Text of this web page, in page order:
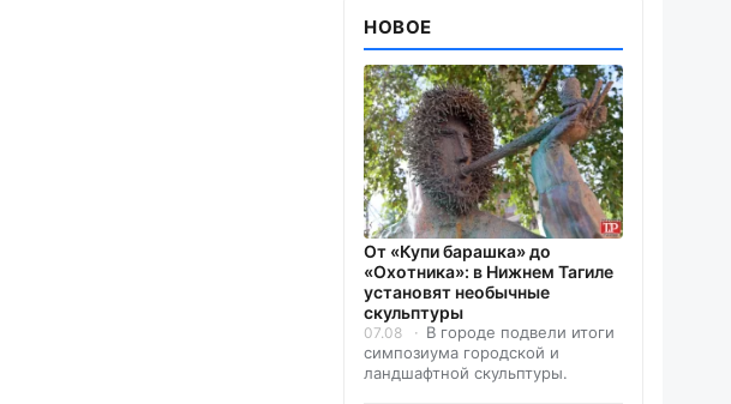
НОВОЕ
От «Купи барашка» до
«Охотника»: в Нижнем Тагиле
установят необычные
скульптуры
07.08
В городе подвели итоги
симпозиума городской и
ландшафтной скульптуры.